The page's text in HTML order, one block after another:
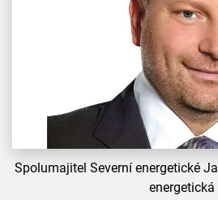
Spolumajitel Severní energetické
energetická